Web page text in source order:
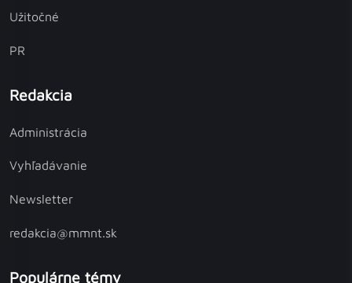
Užitočné
PR
Redakcia
Administrácia
Vyhľadávanie
Newsletter
redakcia@mmnt.sk
Populárne témy